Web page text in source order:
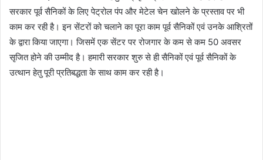
सरकार पूर्व सैनिकों के लिए पेट्रोल पंप और मेटेल चेन खोलने के प्रस्ताव पर भी
काम कर रही है। इन सेंटरों को चलाने का पूरा काम पूर्व सैनिकों एवं उनके आश्रितों
के द्वारा किया जाएगा। जिसमें एक सेंटर पर रोजगार के कम से कम 50 अवसर
सृजित होने की उम्मीद है। हमारी सरकार शुरु से ही सैनिकों एवं पूर्व सैनिकों के
उत्थान हेतु पूरी प्रतिबद्धता के साथ काम कर रही है।